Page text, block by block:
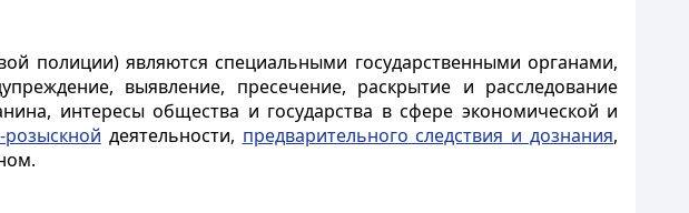
полиции) являются специальными государственными органами,
выявление, пресечение, раскрытие и расследование
интересы общества и государства в сфере экономической и
деятельности, предварительного следствия и дознания,